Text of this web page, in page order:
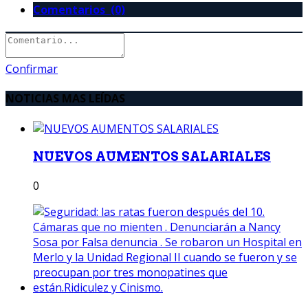
Comentarios (0)
Confirmar
NOTICIAS MAS LEÍDAS
NUEVOS AUMENTOS SALARIALES
0